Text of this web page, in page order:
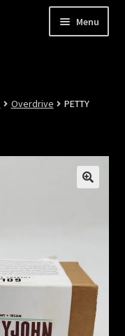
Menu
le
menu
enfant
Overdrive
PETTY